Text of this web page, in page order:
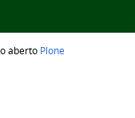
aberto Plone